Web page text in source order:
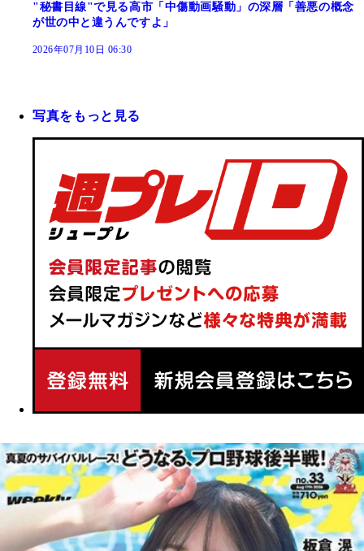
"秘書目線"で見る高市「中傷動画騒動」の深層「善悪の概念
が世の中と違うんですよ」
2026年07月10日 06:30
写真をもっと見る